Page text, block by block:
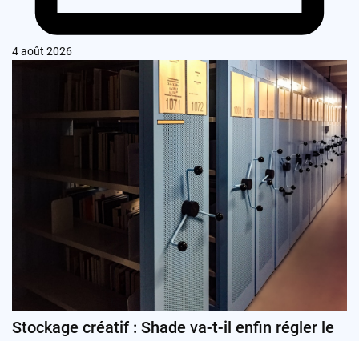
4 août 2026
Stockage créatif : Shade va-t-il enfin régler le